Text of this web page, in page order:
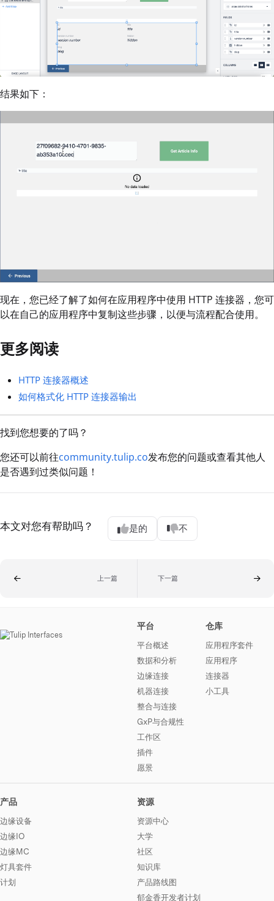
结果如下：
现在，您已经了解了如何在应用程序中使用 HTTP 连接器，您可
以在自己的应用程序中复制这些步骤，以便与流程配合使用。
更多阅读
HTTP 连接器概述
如何格式化 HTTP 连接器输出
找到您想要的了吗？
您还可以前往community.tulip.co发布您的问题或查看其他人
是否遇到过类似问题！
本文对您有帮助吗？ 是的 不
上一篇 下一篇
平台
平台概述
数据和分析
边缘连接
机器连接
整合与连接
GxP与合规性
工作区
插件
愿景
仓库
应用程序套件
应用程序
连接器
小工具
产品
边缘设备
边缘IO
边缘MC
灯具套件
计划
资源
资源中心
大学
社区
知识库
产品路线图
郁金香开发者计划